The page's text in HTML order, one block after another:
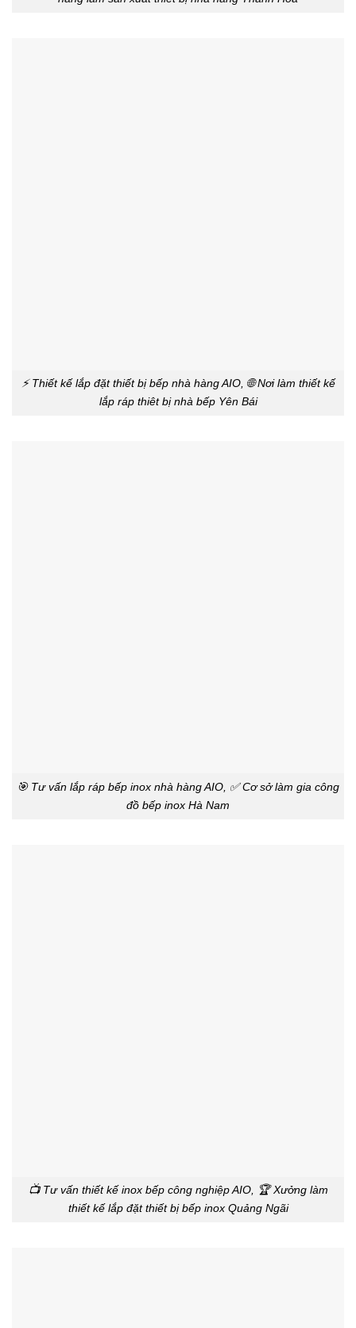
⚡ Thiết kế lắp đặt thiết bị bếp nhà hàng AIO, 🌐 Nơi làm thiết kế
lắp ráp thiêt bị nhà bếp Yên Bái
🎯 Tư vấn lắp ráp bếp inox nhà hàng AIO, ✅ Cơ sở làm gia công
đồ bếp inox Hà Nam
📺 Tư vấn thiết kế inox bếp công nghiệp AIO, 🏆 Xưởng làm
thiết kế lắp đặt thiết bị bếp inox Quảng Ngãi